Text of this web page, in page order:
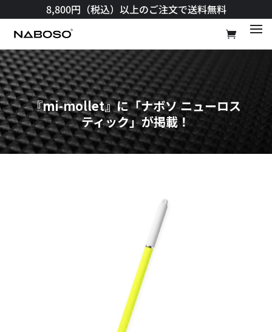
8,800円（税込）以上のご注文で送料無料​
『mi-mollet』に「ナボソ ニューロス
ティック」が掲載！